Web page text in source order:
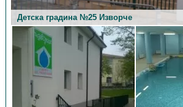
Детска градина №25 Изворче
Детска градина №25 Изворче